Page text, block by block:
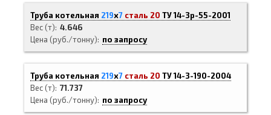
Труба котельная 219х7 сталь 20 ТУ 14-3р-55-2001
Вес (т) 4.646
Цена (руб./тонну)
по запросу
Труба котельная 219х7 сталь 20 ТУ 14-3-190-2004
Вес (т) 71.737
Цена (руб./тонну)
по запросу